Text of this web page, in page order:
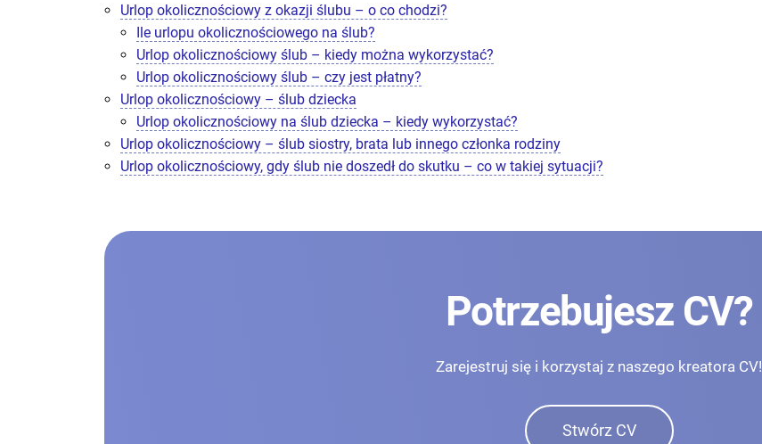
Urlop okolicznościowy z okazji ślubu – o co chodzi?
Ile urlopu okolicznościowego na ślub?
Urlop okolicznościowy ślub – kiedy można wykorzystać?
Urlop okolicznościowy ślub – czy jest płatny?
Urlop okolicznościowy – ślub dziecka
Urlop okolicznościowy na ślub dziecka – kiedy wykorzystać?
Urlop okolicznościowy – ślub siostry, brata lub innego członka rodziny
Urlop okolicznościowy, gdy ślub nie doszedł do skutku – co w takiej sytuacji?
Potrzebujesz CV?
Zarejestruj się i korzystaj z naszego kreatora CV!
Stwórz CV